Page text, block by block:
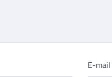
E-mail